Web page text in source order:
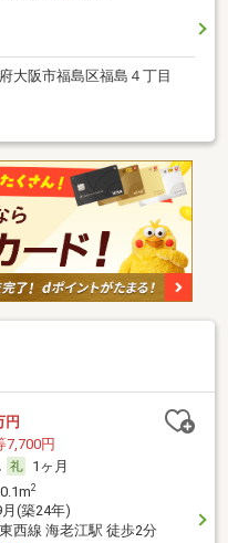
大阪市福島区福島４丁目
円
7,700円
1ヶ月
2
(築24年)
西線 海老江駅 徒歩2分